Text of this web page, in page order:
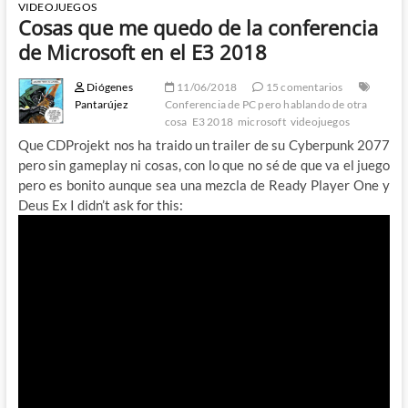
VIDEOJUEGOS
Cosas que me quedo de la conferencia
de Microsoft en el E3 2018
Diógenes
Pantarújez
11/06/2018
15 comentarios
Conferencia de PC pero hablando de otra
cosa E3 2018 microsoft videojuegos
Que CDProjekt nos ha traido un trailer de su Cyberpunk 2077
pero sin gameplay ni cosas, con lo que no sé de que va el juego
pero es bonito aunque sea una mezcla de Ready Player One y
Deus Ex I didn’t ask for this: